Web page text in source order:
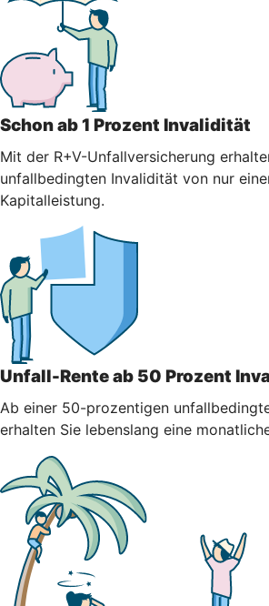
Schon ab 1 Prozent Invalidität
Mit der R+V-Unfallversicherung
unfallbedingten Invalidität von nur
Kapitalleistung.
Unfall-Rente ab 50 Prozent
Ab einer 50-prozentigen
erhalten Sie lebenslang eine